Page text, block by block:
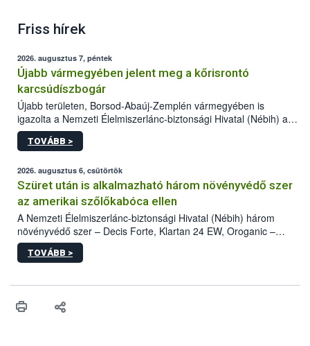
Friss hírek
2026. augusztus 7, péntek
Újabb vármegyében jelent meg a kőrisrontó
karcsúdíszbogár
Újabb területen, Borsod-Abaúj-Zemplén vármegyében is
igazolta a Nemzeti Élelmiszerlánc-biztonsági Hivatal (Nébih) a
kőrisrontó karcsúdíszbogár (Agrilus planipennis) jelenlétét. A
kártevőt nem csak színcsapdában találták meg, de már fertőzött
az intenzív felderítést, emellett az intézkedéseket a szlovák
hatósággal is összehangolják a terjedés megállítása érdekében.
TOVÁBB >
2026. augusztus 6, csütörtök
Szüret után is alkalmazható három növényvédő szer
az amerikai szőlőkabóca ellen
A Nemzeti Élelmiszerlánc-biztonsági Hivatal (Nébih) három
növényvédő szer – Decis Forte, Klartan 24 EW, Oroganic –
engedélyokiratát módosította, így azok a szüretet követően,
egészen a vesszőérettség (BBCH 91) stádiumáig
érésű szőlőkben is legyen lehetőség a károsító elleni további
felhasználók számára is elérhető és ökológiai termesztésben is
TOVÁBB >